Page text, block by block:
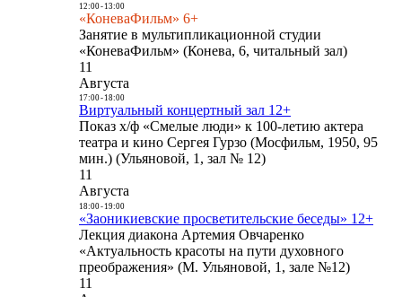
12:00- 13:00
«КоневаФильм» 6+
Занятие в мультипликационной студии
«КоневаФильм» (Конева, 6, читальный зал)
11
Августа
17:00- 18:00
Виртуальный концертный зал 12+
Показ х/ф «Смелые люди» к 100-летию актера
театра и кино Сергея Гурзо (Мосфильм, 1950, 95
мин.) (Ульяновой, 1, зал № 12)
11
Августа
18:00- 19:00
«Заоникиевские просветительские беседы» 12+
Лекция диакона Артемия Овчаренко
«Актуальность красоты на пути духовного
преображения» (М. Ульяновой, 1, зале №12)
11